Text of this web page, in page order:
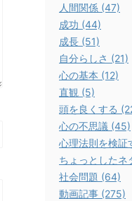
人間関係 (47)
成功 (44)
成長 (51)
自分らしさ (21)
心の基本 (12)
直観 (5)
頭を良くする
心の不思議 (45)
心理法則を検証
ちょっとしたネ
社会問題 (64)
動画記事 (275)